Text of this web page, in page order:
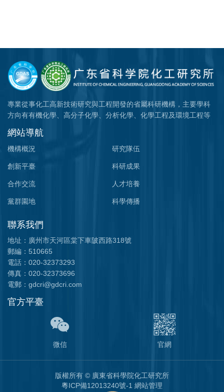
專業從事化工高新技術研究與工程開發的省屬科研機構，主要學科
方向有有機化學、高分子化學、分析化學、化學工程及環境工程等
網站導航
機構概況 研究隊伍
創新平臺 科研成果
合作交流 人才培養
黨群園地 科學傳播
聯系我們
地址：廣州市天河區棠下車陂西路318號
郵編：510665
電話：020-32373293
傳真：020-32373696
電郵：gdcri@gdcri.com
官方平臺
微信 官網
版權所有 © 廣東省科學院化工研究所
粵ICP備12013240號-1 網站管理